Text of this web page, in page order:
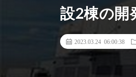
設2棟の開
2023.03.24 06:00:38